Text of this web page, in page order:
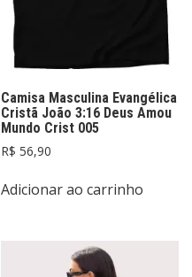
Camisa Masculina Evangélica
Cristã João 3:16 Deus Amou
Mundo Crist 005
R$ 56,90
Adicionar ao carrinho